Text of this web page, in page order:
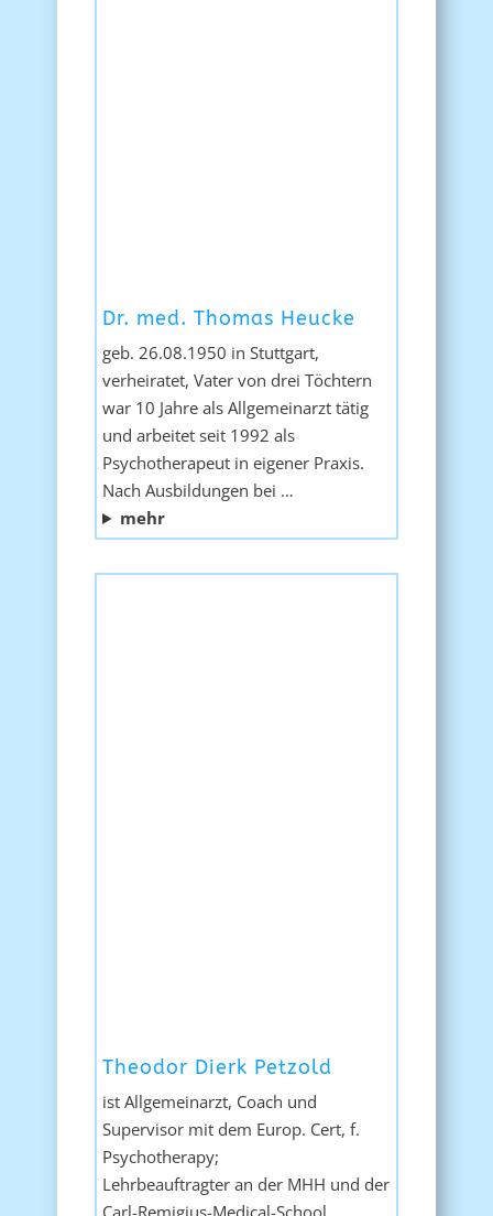
Dr. med. Thomas Heucke
geb. 26.08.1950 in Stuttgart,
verheiratet, Vater von drei Töchtern
war 10 Jahre als Allgemeinarzt tätig
und arbeitet seit 1992 als
Psychotherapeut in eigener Praxis.
Nach Ausbildungen bei …
mehr
Theodor Dierk Petzold
ist Allgemeinarzt, Coach und
Supervisor mit dem Europ. Cert, f.
Psychotherapy;
Lehrbeauftragter an der MHH und der